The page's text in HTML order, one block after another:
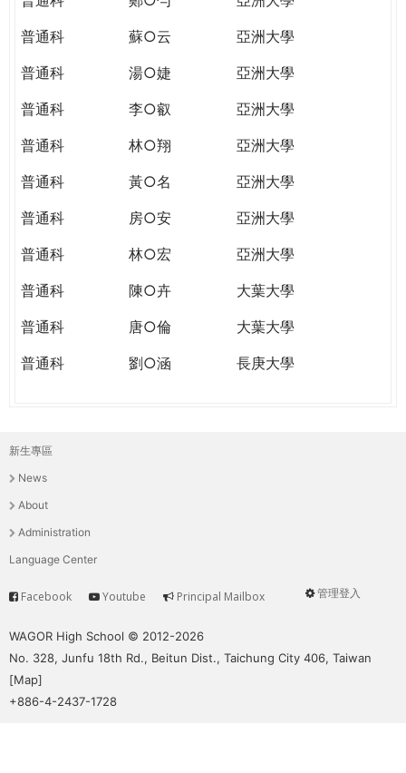
普通科
蘇○云
亞洲大學
普通科
湯○婕
亞洲大學
普通科
李○叡
亞洲大學
普通科
林○翔
亞洲大學
普通科
黃○名
亞洲大學
普通科
房○安
亞洲大學
普通科
林○宏
亞洲大學
普通科
陳○卉
大葉大學
普通科
唐○倫
大葉大學
普通科
劉○涵 長庚大學
主
選
單
新生專區
News
About
Administration
Language Center
User
管理登入
Service
Facebook Youtube Principal Mailbox
WAGOR High School © 2012-2026
No. 328, Junfu 18th Rd., Beitun Dist., Taichung City 406, Taiwan
[Map]
+886-4-2437-1728